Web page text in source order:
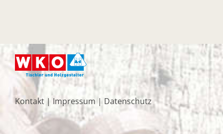
Kontakt | Impressum | Datenschutz